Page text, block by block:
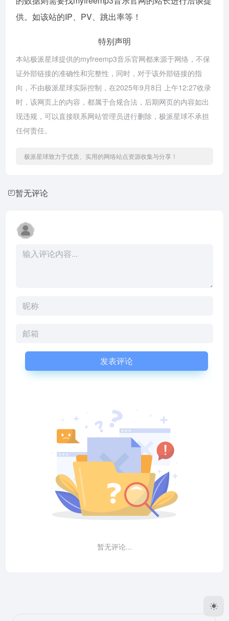
供。如该站的IP、PV、跳出率等！
特别声明
本站极派星球提供的myfreemp3音乐官网都来源于网络，不保
证外部链接的准确性和完整性，同时，对于该外部链接的指
向，不由极派星球实际控制，在2025年9月8日 上午12:27收录
时，该网页上的内容，都属于合规合法，后期网页的内容如出
现违规，可以直接联系网站管理员进行删除，极派星球不承担
任何责任。
极派星球致力于优质、实用的网络站点资源收集与分享！
暂无评论
发表评论
暂无评论...